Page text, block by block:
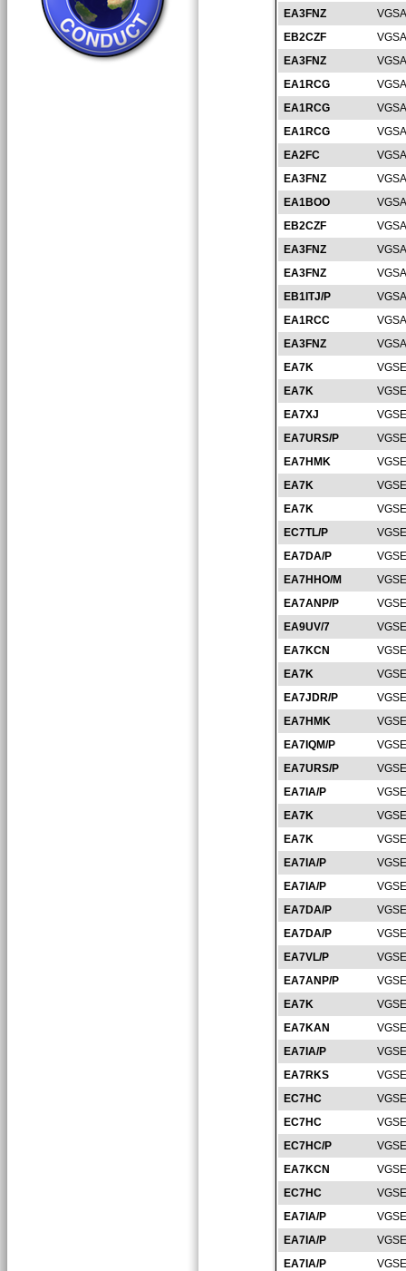
EA3FNZ
EB2CZF
EA3FNZ
EA1RCG
EA1RCG
EA1RCG
EA2FC
EA3FNZ
EA1BOO
EB2CZF
EA3FNZ
EA3FNZ
EB1ITJ/P
EA1RCC
EA3FNZ
EA7K
EA7K
EA7XJ
EA7URS/P
EA7HMK
EA7K
EA7K
EC7TL/P
EA7DA/P
EA7HHO/M
EA7ANP/P
EA9UV/7
EA7KCN
EA7K
EA7JDR/P
EA7HMK
EA7IQM/P
EA7URS/P
EA7IA/P
EA7K
EA7K
EA7IA/P
EA7IA/P
EA7DA/P
EA7DA/P
EA7VL/P
EA7ANP/P
EA7K
EA7KAN
EA7IA/P
EA7RKS
EC7HC
EC7HC
EC7HC/P
EA7KCN
EC7HC
EA7IA/P
EA7IA/P
EA7IA/P